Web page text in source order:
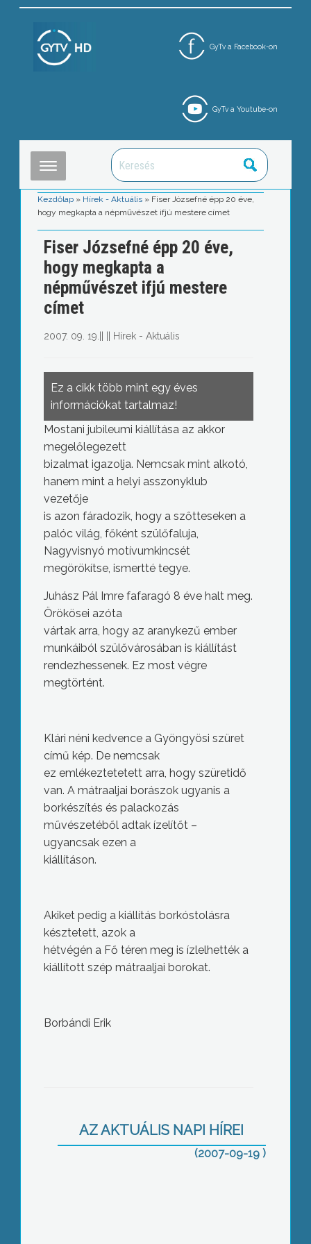
GyTv a Facebook-on
GyTv a Youtube-on
Kezdőlap » Hírek - Aktuális » Fiser Józsefné épp 20 éve,
hogy megkapta a népművészet ifjú mestere címet
Fiser Józsefné épp 20 éve,
hogy megkapta a
népművészet ifjú mestere
címet
2007. 09. 19. Hírek - Aktuális
Ez a cikk több mint egy éves
információkat tartalmaz!
Mostani jubileumi kiállítása az akkor
megelőlegezett
bizalmat igazolja. Nemcsak mint alkotó,
hanem mint a helyi asszonyklub
vezetője
is azon fáradozik, hogy a szőtteseken a
palóc világ, főként szülőfaluja,
Nagyvisnyó motívumkincsét
megörökítse, ismertté tegye.
Juhász Pál Imre fafaragó 8 éve halt meg.
Örökösei azóta
vártak arra, hogy az aranykezű ember
munkáiból szülővárosában is kiállítást
rendezhessenek. Ez most végre
megtörtént.
Klári néni kedvence a Gyöngyösi szüret
című kép. De nemcsak
ez emlékeztetetett arra, hogy szüretidő
van. A mátraaljai borászok ugyanis a
borkészítés és palackozás
művészetéből adtak ízelítőt –
ugyancsak ezen a
kiállításon.
Akiket pedig a kiállítás borkóstolásra
késztetett, azok a
hétvégén a Fő téren meg is ízlelhették a
kiállított szép mátraaljai borokat.
Borbándi Erik
AZ AKTUÁLIS NAPI HÍREI
(2007-09-19 )